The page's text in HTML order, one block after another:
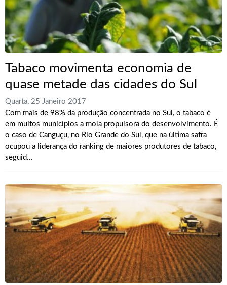
Tabaco movimenta economia de
quase metade das cidades do Sul
Quarta, 25 Janeiro 2017
Com mais de 98% da produção concentrada no Sul, o tabaco é
em muitos municípios a mola propulsora do desenvolvimento. É
o caso de Canguçu, no Rio Grande do Sul, que na última safra
ocupou a liderança do ranking de maiores produtores de tabaco,
seguid...